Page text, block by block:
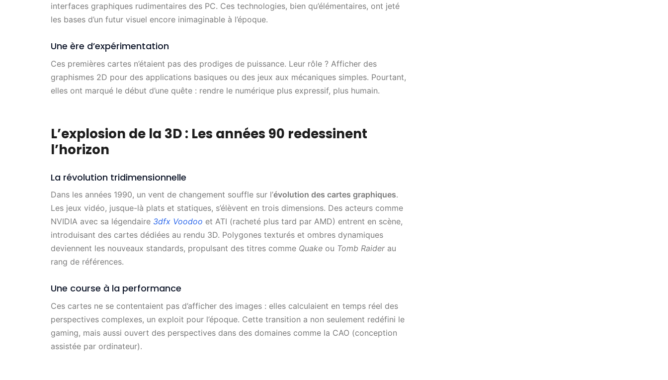
interfaces graphiques rudimentaires des PC. Ces technologies, bien qu’élémentaires, ont jeté
les bases d’un futur visuel encore inimaginable à l’époque.
Une ère d’expérimentation
Ces premières cartes n’étaient pas des prodiges de puissance. Leur rôle ? Afficher des
graphismes 2D pour des applications basiques ou des jeux aux mécaniques simples. Pourtant,
elles ont marqué le début d’une quête : rendre le numérique plus expressif, plus humain.
L’explosion de la 3D : Les années 90 redessinent
l’horizon
La révolution tridimensionnelle
Dans les années 1990, un vent de changement souffle sur l’évolution des cartes graphiques.
Les jeux vidéo, jusque-là plats et statiques, s’élèvent en trois dimensions. Des acteurs comme
NVIDIA avec sa légendaire 3dfx Voodoo et ATI (racheté plus tard par AMD) entrent en scène,
introduisant des cartes dédiées au rendu 3D. Polygones texturés et ombres dynamiques
deviennent les nouveaux standards, propulsant des titres comme Quake ou Tomb Raiderau
rang de références.
Une course à la performance
Ces cartes ne se contentaient pas d’afficher des images : elles calculaient en temps réel des
perspectives complexes, un exploit pour l’époque. Cette transition a non seulement redéfini le
gaming, mais aussi ouvert des perspectives dans des domaines comme la CAO (conception
assistée par ordinateur).